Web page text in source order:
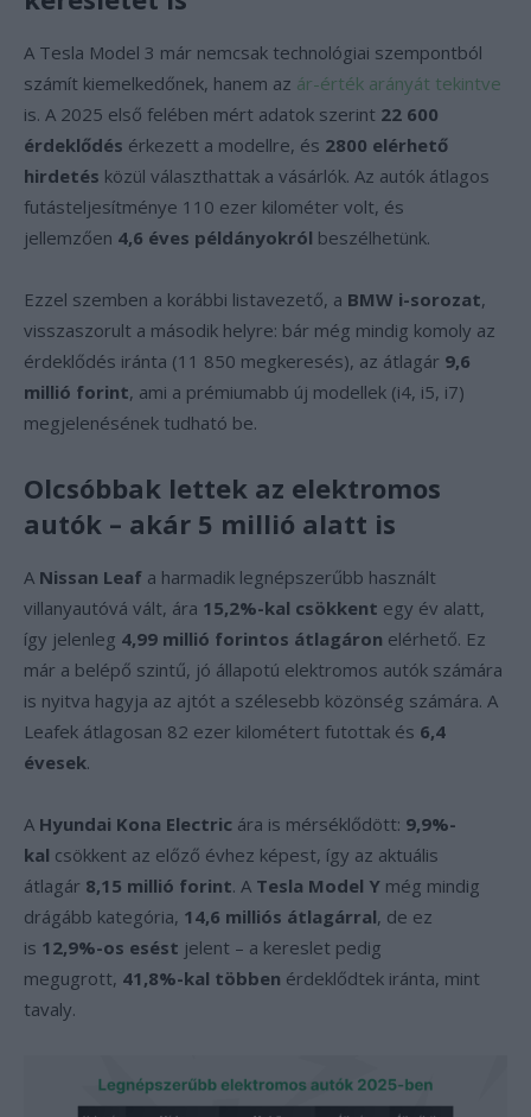
A Tesla Model 3 már nemcsak technológiai szempontból
számít kiemelkedőnek, hanem az ár-érték arányát tekintve
is. A 2025 első felében mért adatok szerint 22 600
érdeklődés érkezett a modellre, és 2800 elérhető
hirdetés közül választhattak a vásárlók. Az autók átlagos
futásteljesítménye 110 ezer kilométer volt, és
jellemzően 4,6 éves példányokról beszélhetünk.
Ezzel szemben a korábbi listavezető, a BMW i-sorozat,
visszaszorult a második helyre: bár még mindig komoly az
érdeklődés iránta (11 850 megkeresés), az átlagár 9,6
millió forint, ami a prémiumabb új modellek (i4, i5, i7)
megjelenésének tudható be.
Olcsóbbak lettek az elektromos
autók – akár 5 millió alatt is
A Nissan Leaf a harmadik legnépszerűbb használt
villanyautóvá vált, ára 15,2%-kal csökkent egy év alatt,
így jelenleg 4,99 millió forintos átlagáron elérhető. Ez
már a belépő szintű, jó állapotú elektromos autók számára
is nyitva hagyja az ajtót a szélesebb közönség számára. A
Leafek átlagosan 82 ezer kilométert futottak és 6,4
évesek.
A Hyundai Kona Electric ára is mérséklődött: 9,9%-
kal csökkent az előző évhez képest, így az aktuális
átlagár 8,15 millió forint. A Tesla Model Y még mindig
drágább kategória, 14,6 milliós átlagárral, de ez
is 12,9%-os esést jelent – a kereslet pedig
megugrott, 41,8%-kal többen érdeklődtek iránta, mint
tavaly.